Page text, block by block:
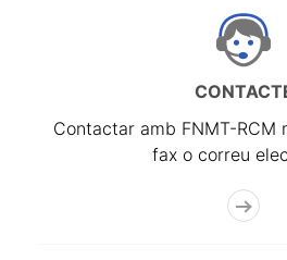
Contactar amb FNMT-RCM
fax o correu